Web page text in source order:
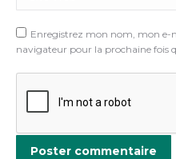
Enregistrez mon nom, mon e-
navigateur pour la prochaine fois
Poster commentaire